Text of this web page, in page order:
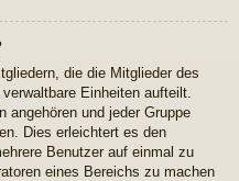
die die Mitglieder des
Einheiten aufteilt.
angehören und jeder Gruppe
Dies erleichtert es den
Benutzer auf einmal zu
eines Bereichs zu machen